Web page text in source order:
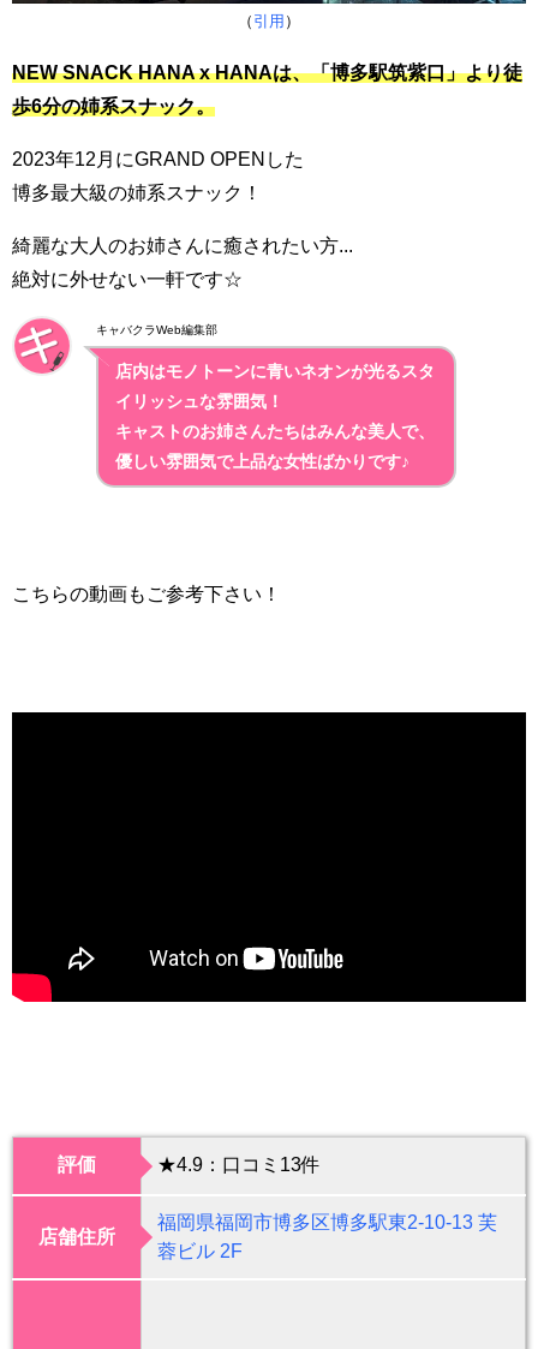
（ 引用 ）
NEW SNACK HANA x HANAは、「博多駅筑紫口」より徒
歩6分の姉系スナック。
2023年12月にGRAND OPENした
博多最大級の姉系スナック！
綺麗な大人のお姉さんに癒されたい方...
絶対に外せない一軒です☆
キャバクラWeb編集部
店内はモノトーンに青いネオンが光るスタ
イリッシュな雰囲気！
キャストのお姉さんたちはみんな美人で、
優しい雰囲気で上品な女性ばかりです♪
こちらの動画もご参考下さい！
評価 ★4.9：口コミ13件
店舗住所
福岡県福岡市博多区博多駅東2-10-13 芙
蓉ビル 2F